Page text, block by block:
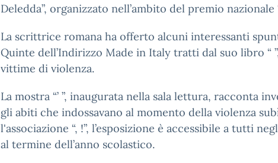
Deledda”, organizzato nell’ambito del premio nazionale
La scrittrice romana ha offerto alcuni interessanti
Quinte dell’Indirizzo Made in Italy tratti dal suo libro “
vittime di violenza.
La mostra “’ ”, inaugurata nella sala lettura, racconta
gli abiti che indossavano al momento della violenza
l'associazione “, !”, l’esposizione è accessibile a tutti
al termine dell’anno scolastico.